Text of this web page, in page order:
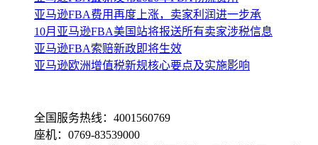
亚马逊FBA费用再度上涨，卖家利润进一步承
10月亚马逊FBA美国站将报送所有卖家涉税信息
亚马逊FBA索赔新政即将生效
亚马逊欧洲增值税新规核心要点及实施影响
全国服务热线：4001560769
座机：0769-83539000